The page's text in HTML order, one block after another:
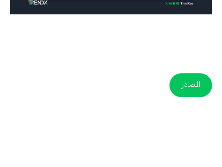
المصادر